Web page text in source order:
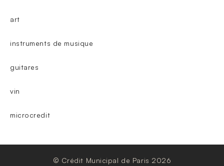
art
instruments de musique
guitares
vin
microcredit
© Crédit Municipal de Paris 2026